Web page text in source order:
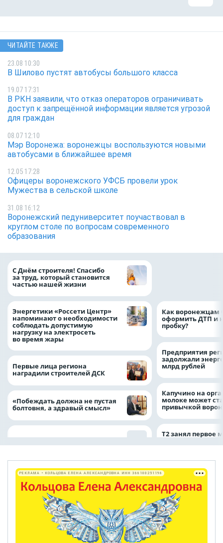
ЧИТАЙТЕ ТАКЖЕ
23.08 10:30
В Шилово пустят автобусы большого класса
19.07 17:31
В РКН заявили, что отказ операторов ограничивать
доступ к запрещённой информации является угрозой
для граждан
08.07 12:10
Мэр Воронежа: воронежцы воспользуются новыми
автобусами в ближайшее время
12.05 17:28
Офицеры воронежского УФСБ провели урок
Мужества в сельской школе
31.08 16:12
Воронежский педуниверситет поучаствовал в
круглом столе по вопросам современного
образования
С Днём строителя! Спасибо
за труд, который становится
частью нашей жизни
Энергетики «Россети Центр»
напоминают о необходимости
соблюдать допустимую
нагрузку на электросеть
во время жары
Первые лица региона
наградили строителей ДСК
«Побеждать должна не пустая
болтовня, а здравый смысл»
Как воронежцам
оформить ДТП и
пробку?
Предприятия
задолжали
млрд рублей
Капучино на
молоке может
привычкой
Т2 занял первое
РЕКЛАМА • КОЛЬЦОВА ЕЛЕНА АЛЕКСАНДРОВНА ИНН 366100251196